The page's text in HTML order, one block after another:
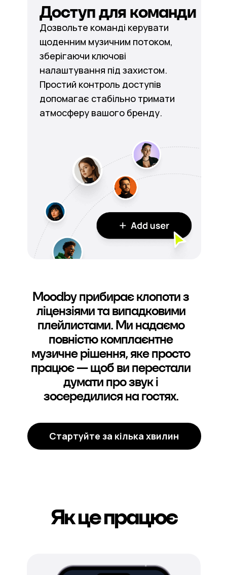
Доступ для команди
Дозвольте команді керувати
щоденним музичним потоком,
зберігаючи ключові
налаштування під захистом.
Простий контроль доступів
допомагає стабільно тримати
атмосферу вашого бренду.
Moodby прибирає клопоти з
ліцензіями та випадковими
плейлистами. Ми надаємо
повністю комплаєнтне
музичне рішення, яке просто
працює — щоб ви перестали
думати про звук і
зосередилися на гостях.
Стартуйте за кілька хвилин
Як це працює